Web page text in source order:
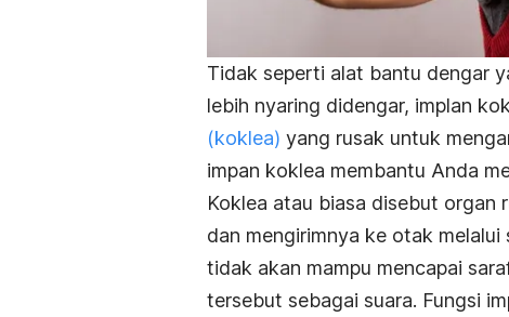
Tidak seperti alat bantu dengar
lebih nyaring didengar, implan
(koklea) yang rusak untuk
impan koklea membantu Anda
Koklea atau biasa disebut organ
dan mengirimnya ke otak
tidak akan mampu mencapai
tersebut sebagai suara. Fungsi